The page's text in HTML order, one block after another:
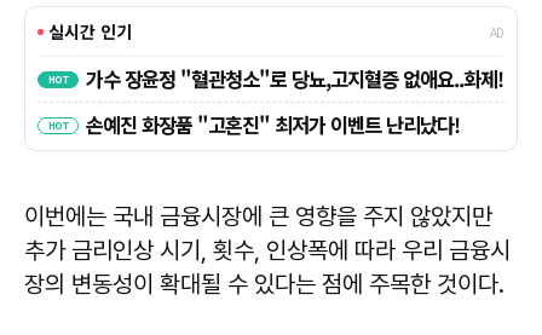
이번에는 국내 금융시장에 큰 영향을 주지 않았지만
추가 금리인상 시기, 횟수, 인상폭에 따라 우리 금융시
장의 변동성이 확대될 수 있다는 점에 주목한 것이다.